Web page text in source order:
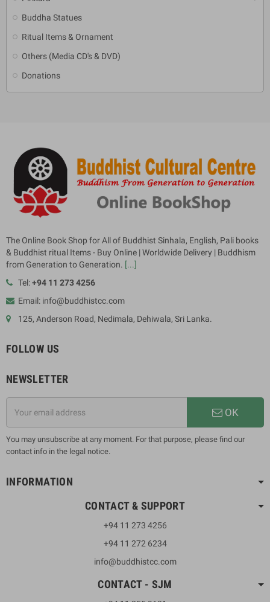
Buddha Statues
Ritual Items & Ornament
Others (Media CD's & DVD)
Donations
The Online Book Shop for All of Buddhist Sinhala, English, Pali books
& Buddhist ritual Items - Buy Online | Worldwide Delivery | Buddhism
from Generation to Generation. [...]
Tel:+94 11 273 4256
Email: info@buddhistcc.com
125, Anderson Road, Nedimala, Dehiwala, Sri Lanka.
FOLLOW US
NEWSLETTER
OK
You may unsubscribe at any moment. For that purpose, please find our
contact info in the legal notice.
INFORMATION
CONTACT & SUPPORT
+94 11 273 4256
+94 11 272 6234
info@buddhistcc.com
CONTACT - SJM